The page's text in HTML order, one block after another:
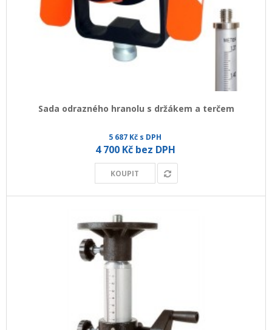
Sada odrazného hranolu s držákem a terčem
5 687 Kč s DPH
4 700 Kč bez DPH
KOUPIT